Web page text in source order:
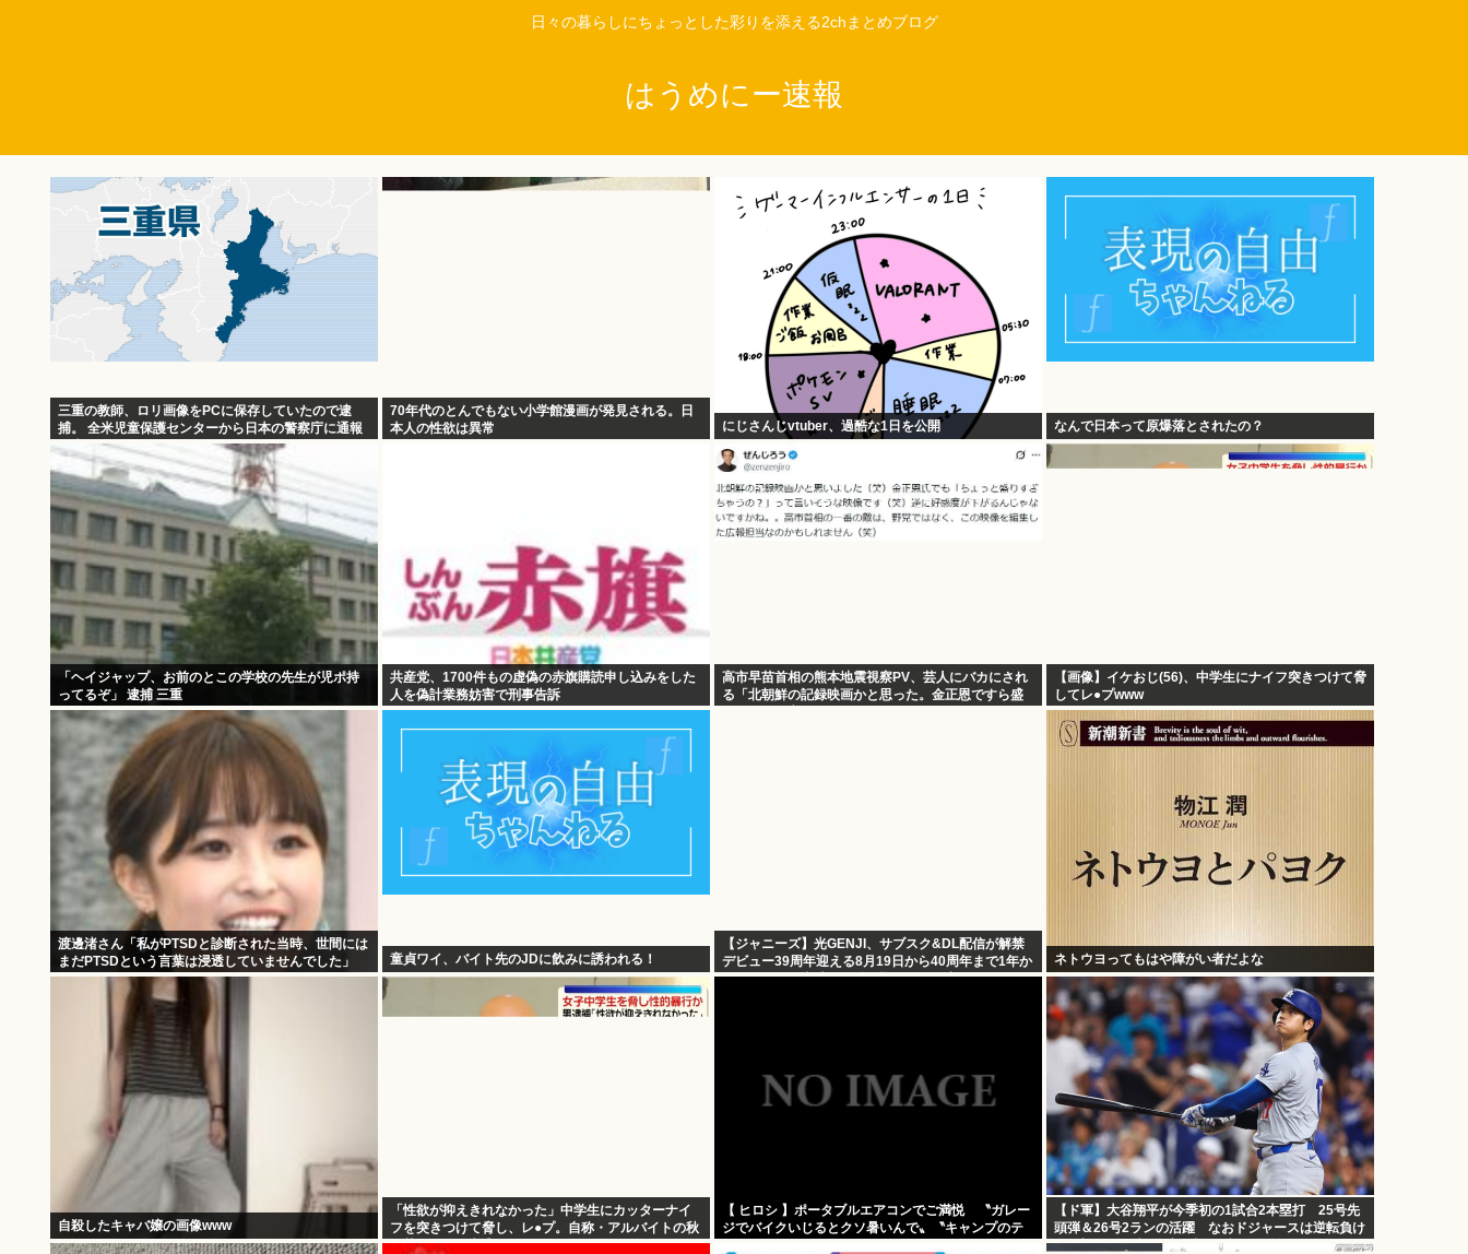
日々の暮らしにちょっとした彩りを添える2chまとめブログ
はうめにー速報
三重の教師、ロリ画像をPCに保存していたので逮
捕。 全米児童保護センターから日本の警察庁に通報
が来る。
70年代のとんでもない小学館漫画が発見される。日
本人の性欲は異常
にじさんじvtuber、過酷な1日を公開 なんで日本って原爆落とされたの？
「ヘイジャップ、お前のとこの学校の先生が児ポ持
ってるぞ」 逮捕 三重
共産党、1700件もの虚偽の赤旗購読申し込みをした
人を偽計業務妨害で刑事告訴
高市早苗首相の熊本地震視察PV、芸人にバカにされ
る「北朝鮮の記録映画かと思った。金正恩ですら盛
【画像】イケおじ(56)、中学生にナイフ突きつけて脅
してレ●プwww
渡邊渚さん「私がPTSDと診断された当時、世間には
まだPTSDという言葉は浸透していませんでした」
童貞ワイ、バイト先のJDに飲みに誘われる！
【ジャニーズ】光GENJI、サブスク&DL配信が解禁
デビュー39周年迎える8月19日から40周年まで1年か
けてリリース当時の日付に順次配信予定
ネトウヨってもはや障がい者だよな
自殺したキャバ嬢の画像www
「性欲が抑えきれなかった」中学生にカッターナイ
フを突きつけて脅し、レ●プ。自称・アルバイトの秋
田英男(56)が逮捕される
【 ヒロシ 】ポータブルエアコンでご満悦 〝ガレー
ジでバイクいじるとクソ暑いんで〟〝キャンプのテ
【ド軍】大谷翔平が今季初の1試合2本塁打 25号先
頭弾＆26号2ランの活躍 なおドジャースは逆転負け
で6連敗 カブス今永8勝目 [鉄チーズ烏★]